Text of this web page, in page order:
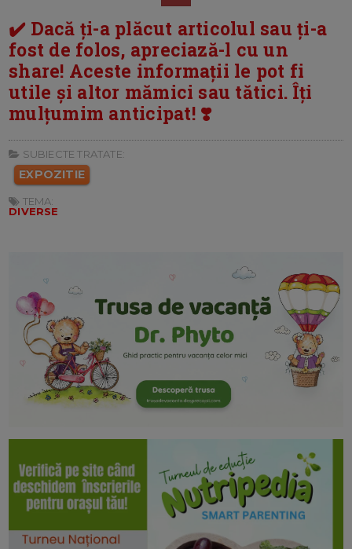
✔️ Dacă ți-a plăcut articolul sau ți-a
fost de folos, apreciază-l cu un
share! Aceste informații le pot fi
utile și altor mămici sau tătici. Îți
mulțumim anticipat! ❣️
SUBIECTE TRATATE:
EXPOZITIE
TEMA:
DIVERSE